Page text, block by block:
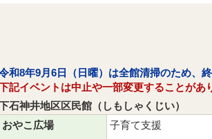
和8年9月6日（日曜）は全館清掃のため、
記イベントは中止や一部変更することがあ
石神井地区区民館（しもしゃくじい）
おやこ広場
子育て支援